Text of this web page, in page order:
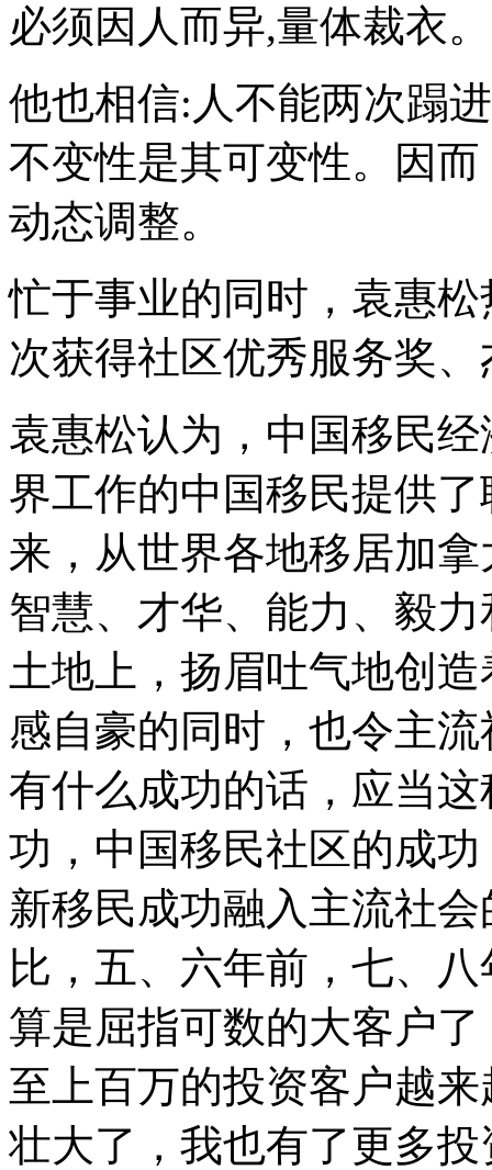
必须因人而异,量体裁衣。
他也相信:人不能两次蹋
不变性是其可变性。因
动态调整。
忙于事业的同时，袁惠
次获得社区优秀服务奖
袁惠松认为，中国移民
界工作的中国移民提供
来，从世界各地移居加
智慧、才华、能力、毅
土地上，扬眉吐气地创
感自豪的同时，也令主
有什么成功的话，应当
功，中国移民社区的成
新移民成功融入主流社
比，五、六年前，七、
算是屈指可数的大客户
至上百万的投资客户越
壮大了，我也有了更多